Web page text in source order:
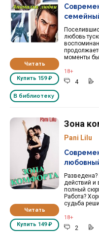
Читать
Купить 159 ₽
В библиотеку
любовь
моменты
18+
4
Читать
Купить 149 ₽
Зона
Pani Lilu
действий и
полный
Работа?
судьба
18+
2